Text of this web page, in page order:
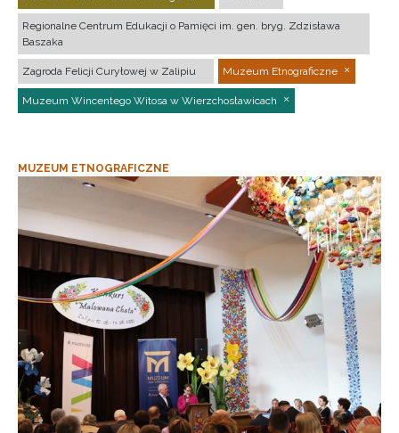
Regionalne Centrum Edukacji o Pamięci im. gen. bryg. Zdzisława
Baszaka
Zagroda Felicji Curyłowej w Zalipiu Muzeum Etnograficzne
Muzeum Wincentego Witosa w Wierzchosławicach
MUZEUM ETNOGRAFICZNE